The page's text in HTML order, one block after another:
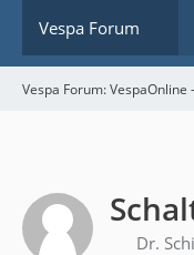
Vespa Forum
Vespa Forum:
Dr.